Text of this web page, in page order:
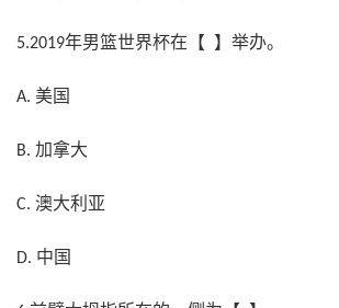
5.2019年男篮世界杯在【 】举办。
A. 美国
B. 加拿大
C. 澳大利亚
D. 中国